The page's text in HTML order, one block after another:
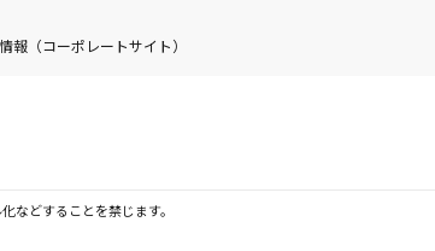
報（コーポレートサイト）
などすることを禁じます。